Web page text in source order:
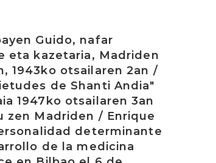
Guido, nafar
eta kazetaria, Madriden
1943ko otsailaren 2an /
de Shanti Andia"
1947ko otsailaren 3an
zen Madriden / Enrique
determinante
de la medicina